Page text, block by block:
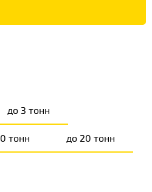
до 3 тонн
тонн до 20 тонн